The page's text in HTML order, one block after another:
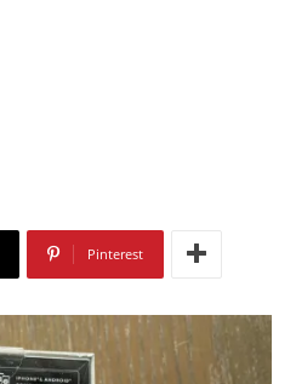
Pinterest